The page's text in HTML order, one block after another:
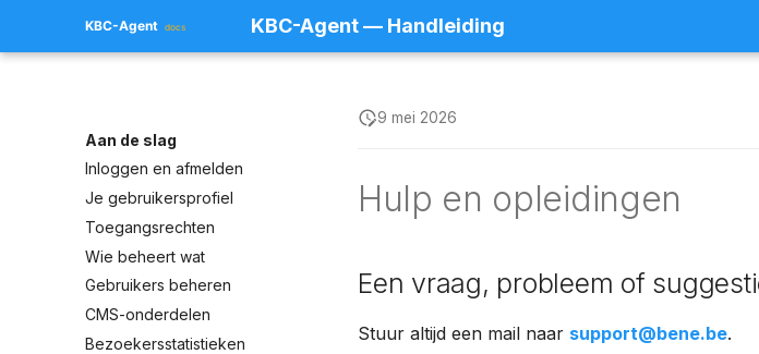
KBC-Agent — Handleiding
Aan de slag
Inloggen en afmelden
Je gebruikersprofiel
Toegangsrechten
Wie beheert wat
Gebruikers beheren
CMS-onderdelen
Bezoekersstatistieken
9 mei 2026
Hulp en opleidingen
Een vraag, probleem of
Stuur altijd een mail naar support@bene.be.